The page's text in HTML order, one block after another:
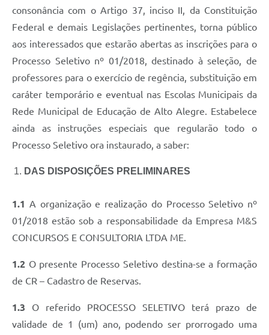
consonância com o Artigo 37, inciso II, da Constituição
Federal e demais Legislações pertinentes, torna público
aos interessados que estarão abertas as inscrições para o
Processo Seletivo nº 01/2018, destinado à seleção, de
professores para o exercício de regência, substituição em
caráter temporário e eventual nas Escolas Municipais da
Rede Municipal de Educação de Alto Alegre. Estabelece
ainda as instruções especiais que regularão todo o
Processo Seletivo ora instaurado, a saber:
DAS DISPOSIÇÕES PRELIMINARES
1.1 A organização e realização do Processo Seletivo nº
01/2018 estão sob a responsabilidade da Empresa M&S
CONCURSOS E CONSULTORIA LTDA ME.
1.2 O presente Processo Seletivo destina-se a formação
de CR – Cadastro de Reservas.
1.3 O referido PROCESSO SELETIVO terá prazo de
validade de 1 (um) ano, podendo ser prorrogado uma